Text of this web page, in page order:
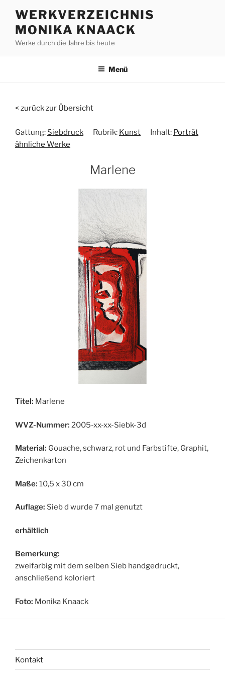
Inhalt
springen
WERKVERZEICHNIS
MONIKA KNAACK
Werke durch die Jahre bis heute
Menü
< zurück zur Übersicht
Gattung: Siebdruck Rubrik: Kunst Inhalt: Porträt
ähnliche Werke
Marlene
Titel: Marlene
WVZ-Nummer: 2005-xx-xx-Siebk-3d
Material: Gouache, schwarz, rot und Farbstifte, Graphit,
Zeichenkarton
Maße: 10,5 x 30 cm
Auflage: Sieb d wurde 7 mal genutzt
erhältlich
Bemerkung:
zweifarbig mit dem selben Sieb handgedruckt,
anschließend koloriert
Foto: Monika Knaack
Kontakt